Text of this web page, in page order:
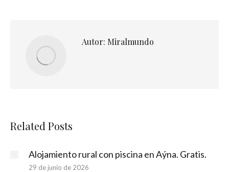
Autor: Miralmundo
Related Posts
Alojamiento rural con piscina en Aýna. Gratis.
29 de junio de 2026